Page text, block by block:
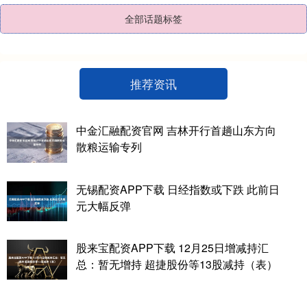
全部话题标签
推荐资讯
中金汇融配资官网 吉林开行首趟山东方向
散粮运输专列
无锡配资APP下载 日经指数或下跌 此前日
元大幅反弹
股来宝配资APP下载 12月25日增减持汇
总：暂无增持 超捷股份等13股减持（表）